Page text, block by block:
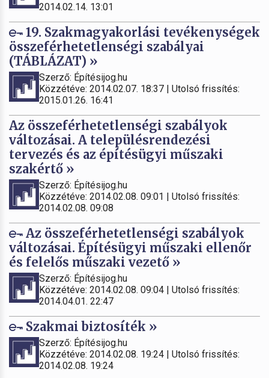
2014.02.14. 13:01
19. Szakmagyakorlási tevékenységek
összeférhetetlenségi szabályai
(TÁBLÁZAT) »
Szerző: Építésijog.hu
Közzétéve: 2014.02.07. 18:37 | Utolsó frissítés:
2015.01.26. 16:41
Az összeférhetetlenségi szabályok
változásai. A településrendezési
tervezés és az építésügyi műszaki
szakértő »
Szerző: Építésijog.hu
Közzétéve: 2014.02.08. 09:01 | Utolsó frissítés:
2014.02.08. 09:08
Az összeférhetetlenségi szabályok
változásai. Építésügyi műszaki ellenőr
és felelős műszaki vezető »
Szerző: Építésijog.hu
Közzétéve: 2014.02.08. 09:04 | Utolsó frissítés:
2014.04.01. 22:47
Szakmai biztosíték »
Szerző: Építésijog.hu
Közzétéve: 2014.02.08. 19:24 | Utolsó frissítés:
2014.02.08. 19:24